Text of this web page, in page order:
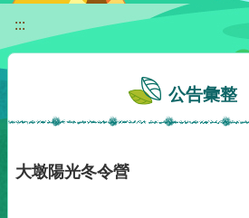
:::
公告彙整
大墩陽光冬令營